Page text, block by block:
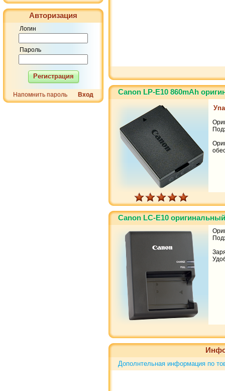
Авторизация
Логин
Пароль
Регистрация
Напомнить пароль Вход Canon LP-E10 860mAh
Canon LC-E10 оригинальный
Дополнтельная информация по